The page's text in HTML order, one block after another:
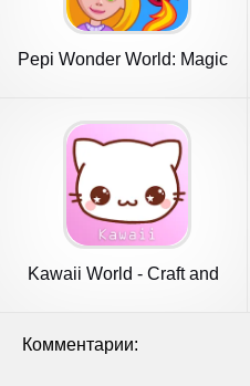
Pepi Wonder World: Magic
Kawaii World - Craft and
Комментарии: